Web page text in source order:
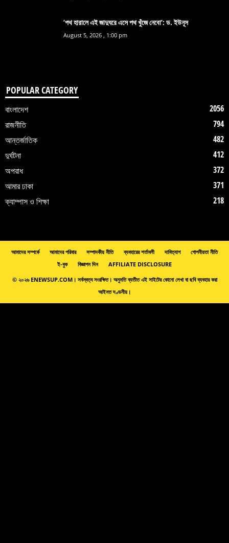
‘পথ হারালে এই জাদুঘরে এসে পথ খুঁজে নেবো’: ড. ইউনূস
August 5, 2026 , 1:00 pm
POPULAR CATEGORY
বাংলাদেশ
2056
রাজনীতি
794
আন্তর্জাতিক
482
দুর্ঘটনা
412
অপরাধ
372
আমার ঢাকা
371
ক্যাম্পাস ও শিক্ষা
218
আমাদের সম্পর্কে আমাদের পরিবার সম্পাদকীয় নীতি ব্যবহারের শর্তাবলী দাবিত্যাগ
গোপনীয়তা নীতি
ই-বুক
বিজ্ঞাপন দিন
AFFILIATE DISCLOSURE
© ২০২৬ ENEWSUP.COM। সর্বস্বত্ব সংরক্ষিত। অনুমতি ব্যতীত এই সাইটের কোনো লেখা বা ছবি ব্যবহার করা
আইনত দণ্ডনীয়।